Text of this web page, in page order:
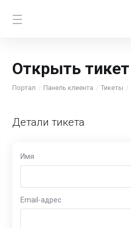
Открыть тикет
Портал Панель клиента Тикеты
Детали тикета
Имя
Email-адрес